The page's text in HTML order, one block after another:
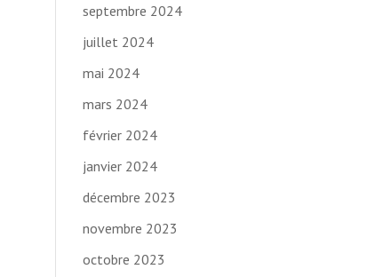
septembre 2024
juillet 2024
mai 2024
mars 2024
février 2024
janvier 2024
décembre 2023
novembre 2023
octobre 2023